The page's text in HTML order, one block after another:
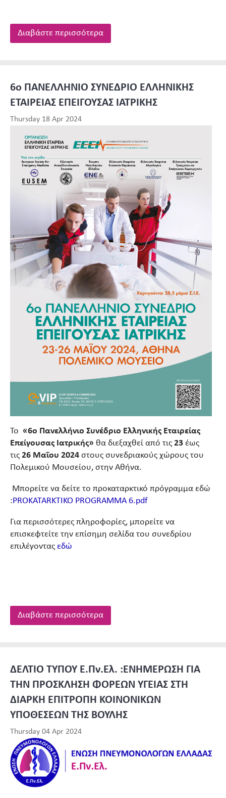
Διαβάστε περισσότερα
6o ΠΑΝΕΛΛΗΝΙΟ ΣΥΝΕΔΡΙΟ ΕΛΛΗΝΙΚΗΣ
ΕΤΑΙΡΕΙΑΣ ΕΠΕΙΓΟΥΣΑΣ ΙΑΤΡΙΚΗΣ
Thursday 18 Apr 2024
Το «6ο Πανελλήνιο Συνέδριο Ελληνικής Εταιρείας
Επείγουσας Ιατρικής» θα διεξαχθεί από τις 23 έως
τις 26 Μαΐου 2024 στους συνεδριακούς χώρους του
Πολεμικού Μουσείου, στην Αθήνα.
Μπορείτε να δείτε το προκαταρκτικό πρόγραμμα εδώ
:PROKATARKTIKO PROGRAMMA 6.pdf
Για περισσότερες πληροφορίες, μπορείτε να
επισκεφτείτε την επίσημη σελίδα του συνεδρίου
επιλέγοντας εδώ
Διαβάστε περισσότερα
ΔΕΛΤΙΟ ΤΥΠΟΥ Ε.Πν.Ελ. :ΕΝΗΜΕΡΩΣΗ ΓΙΑ
ΤΗΝ ΠΡΟΣΚΛΗΣΗ ΦΟΡΕΩΝ ΥΓΕΙΑΣ ΣΤΗ
ΔΙΑΡΚΗ ΕΠΙΤΡΟΠΗ ΚΟΙΝΟΝΙΚΩΝ
ΥΠΟΘΕΣΕΩΝ ΤΗΣ ΒΟΥΛΗΣ
Thursday 04 Apr 2024